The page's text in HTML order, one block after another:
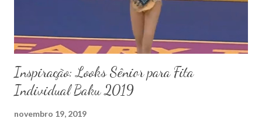
Inspiração: Looks Sênior para Fita
Individual Baku 2019
novembro 19, 2019